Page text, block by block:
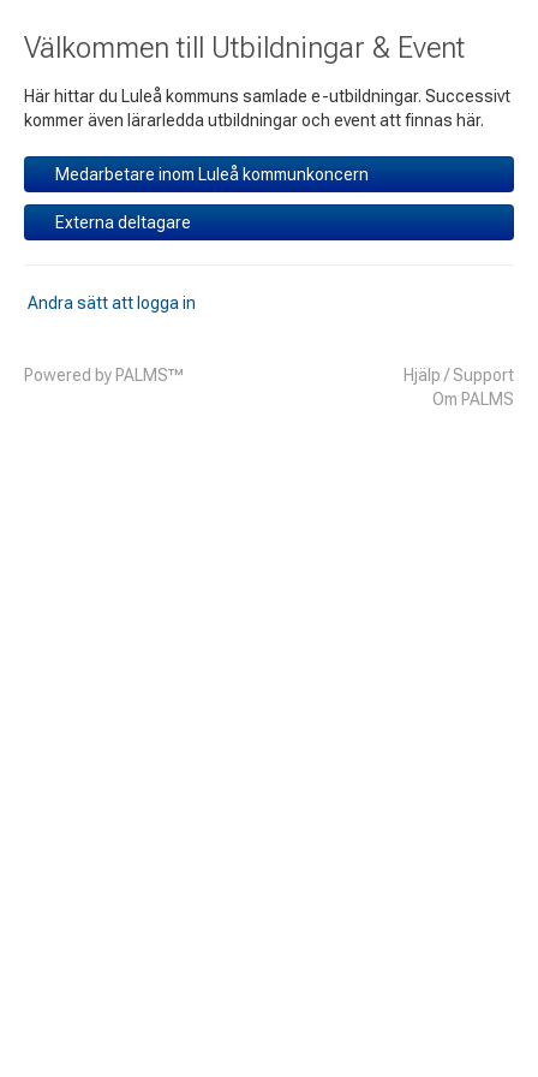
Välkommen till Utbildningar & Event
Här hittar du Luleå kommuns samlade e-utbildningar. Successivt
kommer även lärarledda utbildningar och event att finnas här.
Medarbetare inom Luleå kommunkoncern
Externa deltagare
Andra sätt att logga in
Powered by PALMS™
Hjälp / Support
Om PALMS